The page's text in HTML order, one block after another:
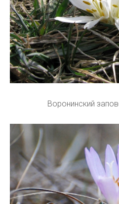
Воронинский